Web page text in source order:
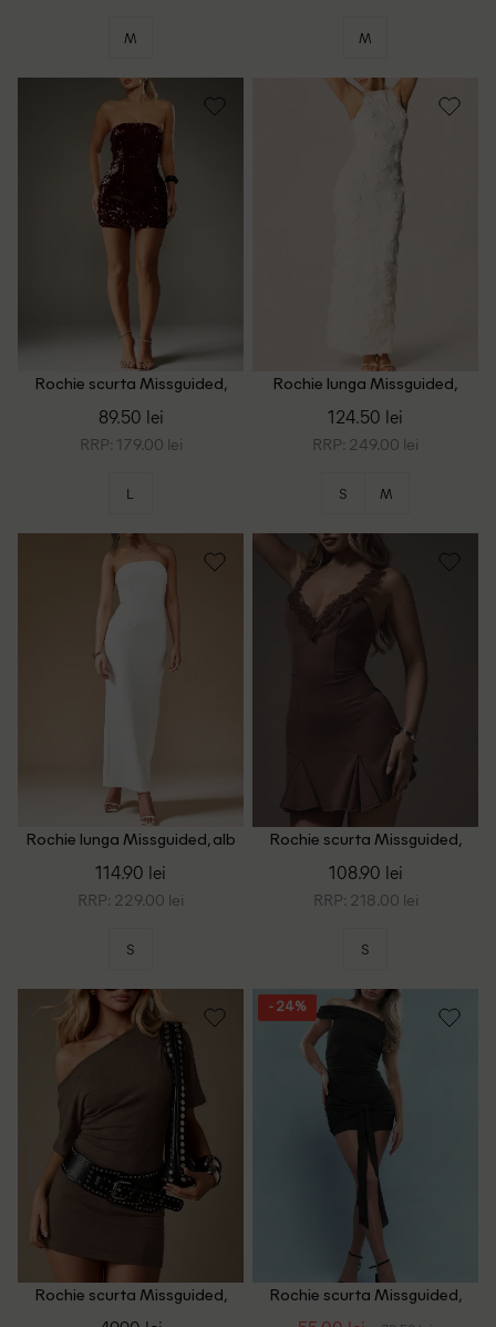
M M
Rochie scurta Missguided,
89.50 lei
RRP: 179.00 lei
L
Rochie lunga Missguided,
124.50 lei
RRP: 249.00 lei
S M
Rochie lunga Missguided, alb
114.90 lei
RRP: 229.00 lei
S
Rochie scurta Missguided,
108.90 lei
RRP: 218.00 lei
S
Rochie scurta Missguided,
- 24%
Rochie scurta Missguided,